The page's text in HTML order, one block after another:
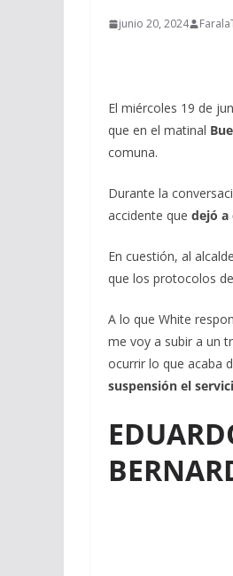
junio 20, 2024
El miércoles 19 de
que en el matinal
comuna.
Durante la
accidente que dejó a
En cuestión, al
que los protocolos
A lo que White
me voy a subir a un
ocurrir lo que acaba
suspensión el